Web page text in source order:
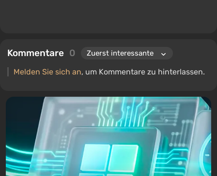
Kommentare 0
Melden Sie sich an, um Kommentare zu hinterlassen.